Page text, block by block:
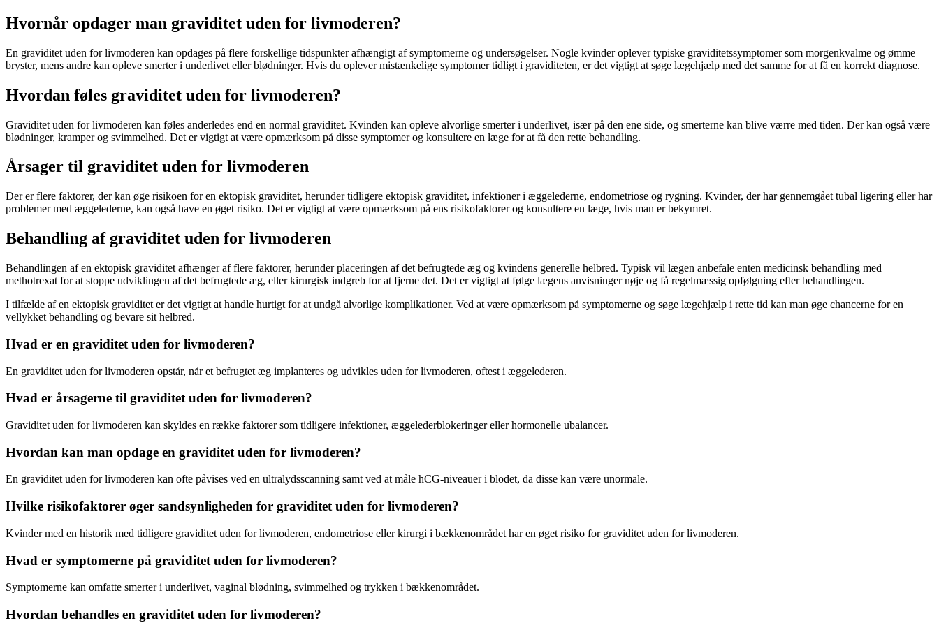
Hvornår opdager man graviditet uden for livmoderen?
En graviditet uden for livmoderen kan opdages på flere forskellige tidspunkter afhængigt af symptomerne og undersøgelser. Nogle kvinder oplever typiske graviditetssymptomer som morgenkvalme og ømme
bryster, mens andre kan opleve smerter i underlivet eller blødninger. Hvis du oplever mistænkelige symptomer tidligt i graviditeten, er det vigtigt at søge lægehjælp med det samme for at få en korrekt diagnose.
Hvordan føles graviditet uden for livmoderen?
Graviditet uden for livmoderen kan føles anderledes end en normal graviditet. Kvinden kan opleve alvorlige smerter i underlivet, især på den ene side, og smerterne kan blive værre med tiden. Der kan også være
blødninger, kramper og svimmelhed. Det er vigtigt at være opmærksom på disse symptomer og konsultere en læge for at få den rette behandling.
Årsager til graviditet uden for livmoderen
Der er flere faktorer, der kan øge risikoen for en ektopisk graviditet, herunder tidligere ektopisk graviditet, infektioner i æggelederne, endometriose og rygning. Kvinder, der har gennemgået tubal ligering eller har
problemer med æggelederne, kan også have en øget risiko. Det er vigtigt at være opmærksom på ens risikofaktorer og konsultere en læge, hvis man er bekymret.
Behandling af graviditet uden for livmoderen
Behandlingen af en ektopisk graviditet afhænger af flere faktorer, herunder placeringen af det befrugtede æg og kvindens generelle helbred. Typisk vil lægen anbefale enten medicinsk behandling med
methotrexat for at stoppe udviklingen af det befrugtede æg, eller kirurgisk indgreb for at fjerne det. Det er vigtigt at følge lægens anvisninger nøje og få regelmæssig opfølgning efter behandlingen.
I tilfælde af en ektopisk graviditet er det vigtigt at handle hurtigt for at undgå alvorlige komplikationer. Ved at være opmærksom på symptomerne og søge lægehjælp i rette tid kan man øge chancerne for en
vellykket behandling og bevare sit helbred.
Hvad er en graviditet uden for livmoderen?
En graviditet uden for livmoderen opstår, når et befrugtet æg implanteres og udvikles uden for livmoderen, oftest i æggelederen.
Hvad er årsagerne til graviditet uden for livmoderen?
Graviditet uden for livmoderen kan skyldes en række faktorer som tidligere infektioner, æggelederblokeringer eller hormonelle ubalancer.
Hvordan kan man opdage en graviditet uden for livmoderen?
En graviditet uden for livmoderen kan ofte påvises ved en ultralydsscanning samt ved at måle hCG-niveauer i blodet, da disse kan være unormale.
Hvilke risikofaktorer øger sandsynligheden for graviditet uden for livmoderen?
Kvinder med en historik med tidligere graviditet uden for livmoderen, endometriose eller kirurgi i bækkenområdet har en øget risiko for graviditet uden for livmoderen.
Hvad er symptomerne på graviditet uden for livmoderen?
Symptomerne kan omfatte smerter i underlivet, vaginal blødning, svimmelhed og trykken i bækkenområdet.
Hvordan behandles en graviditet uden for livmoderen?